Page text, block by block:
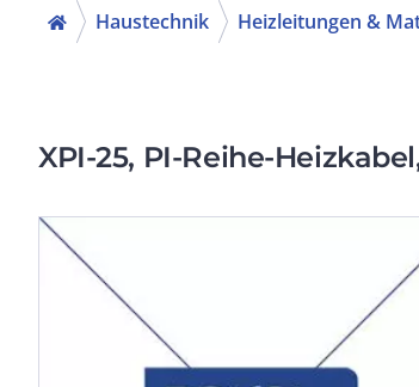
Haustechnik Heizleitungen &
XPI-25, PI-Reihe-